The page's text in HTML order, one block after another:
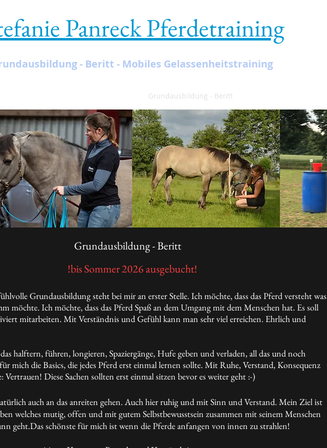
Grundausbildung - Beritt
Panreck Pferdetraining
- Beritt - Mobiles Gelassenheitstraining
Grundausbildung - Beritt
!bis Sommer 2026 ausgebucht!
Grundausbildung steht bei mir an erster Stelle. Ich möchte, dass das Pferd versteht was
möchte. Ich möchte, dass das Pferd Spaß an dem Umgang mit dem Menschen hat. Es soll
mitarbeiten. Mit Verständnis und Gefühl kann man sehr viel erreichen. Ehrlich und
halftern, führen, longieren, Spaziergänge, Hufe geben und verladen, all das und noch
mich die Basics, die jedes Pferd erst einmal lernen sollte. Mit Ruhe, Verstand, Konsequenz
Vertrauen! Diese Sachen sollten erst einmal sitzen bevor es weiter geht :-)
auch an das anreiten gehen. Auch hier ruhig und mit Sinn und Verstand. ​Mein Ziel ist
welches mutig, offen und mit gutem Selbstbewusstsein zusammen mit seinem Menschen
geht.Das schönste für mich ist wenn die Pferde anfangen von innen zu strahlen!